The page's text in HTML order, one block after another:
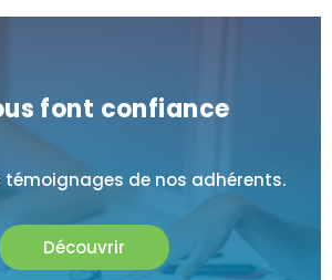
font confiance
témoignages de nos adhérents.
Découvrir